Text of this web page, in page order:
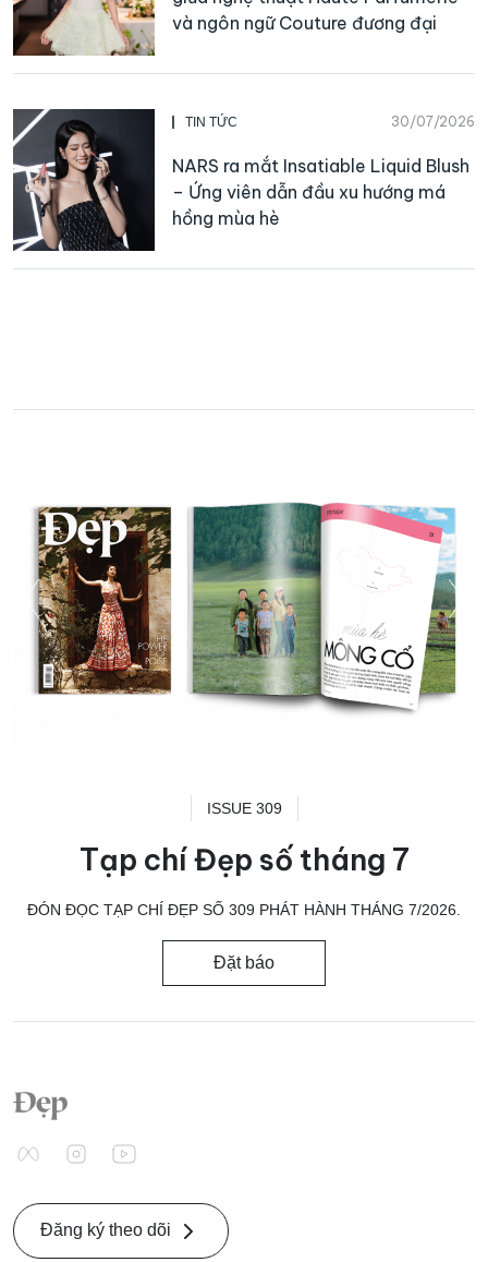
và ngôn ngữ Couture đương đại
TIN TỨC 30/07/2026
NARS ra mắt Insatiable Liquid Blush
– Ứng viên dẫn đầu xu hướng má
hồng mùa hè
ISSUE 309
Tạp chí Đẹp số tháng 7
ĐÓN ĐỌC TẠP CHÍ ĐẸP SỐ 309 PHÁT HÀNH THÁNG 7/2026.
Đặt báo
Đăng ký theo dõi